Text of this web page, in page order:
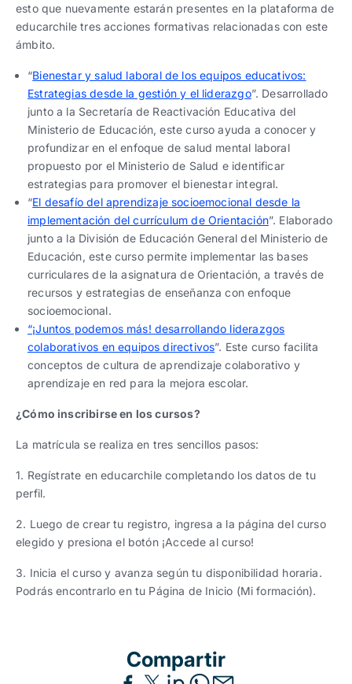
esto que nuevamente estarán presentes en la plataforma de
educarchile tres acciones formativas relacionadas con este
ámbito.
“Bienestar y salud laboral de los equipos educativos:
Estrategias desde la gestión y el liderazgo”. Desarrollado
junto a la Secretaría de Reactivación Educativa del
Ministerio de Educación, este curso ayuda a conocer y
profundizar en el enfoque de salud mental laboral
propuesto por el Ministerio de Salud e identificar
estrategias para promover el bienestar integral.
“El desafío del aprendizaje socioemocional desde la
implementación del currículum de Orientación”. Elaborado
junto a la División de Educación General del Ministerio de
Educación, este curso permite implementar las bases
curriculares de la asignatura de Orientación, a través de
recursos y estrategias de enseñanza con enfoque
socioemocional.
“¡Juntos podemos más! desarrollando liderazgos
colaborativos en equipos directivos”. Este curso facilita
conceptos de cultura de aprendizaje colaborativo y
aprendizaje en red para la mejora escolar.
¿Cómo inscribirse en los cursos?
La matrícula se realiza en tres sencillos pasos:
1. Regístrate en educarchile completando los datos de tu
perfil.
2. Luego de crear tu registro, ingresa a la página del curso
elegido y presiona el botón ¡Accede al curso!
3. Inicia el curso y avanza según tu disponibilidad horaria.
Podrás encontrarlo en tu Página de Inicio (Mi formación).
Compartir